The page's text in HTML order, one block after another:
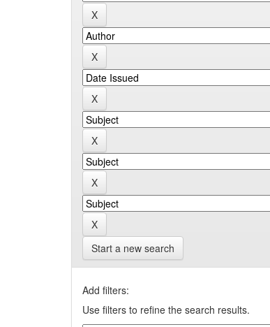
Start a new search
Add filters:
Use filters to refine the search results.